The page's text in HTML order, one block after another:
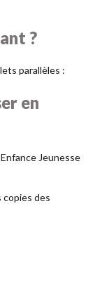
?
parallèles :
en
Jeunesse
copies des